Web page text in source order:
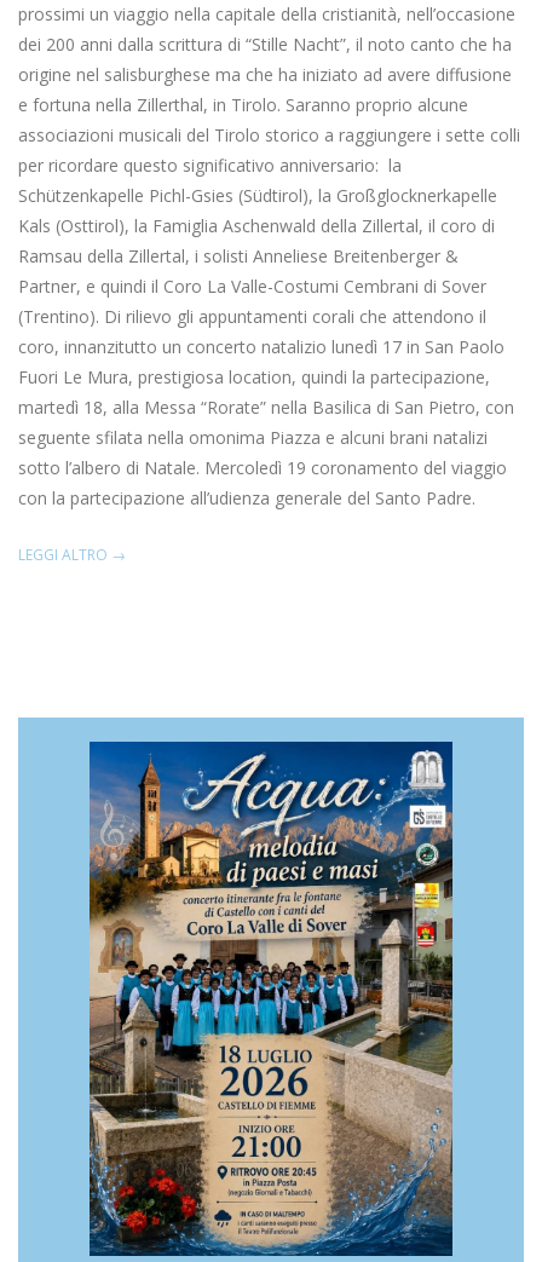
prossimi un viaggio nella capitale della cristianità, nell’occasione
dei 200 anni dalla scrittura di “Stille Nacht”, il noto canto che ha
origine nel salisburghese ma che ha iniziato ad avere diffusione
e fortuna nella Zillerthal, in Tirolo. Saranno proprio alcune
associazioni musicali del Tirolo storico a raggiungere i sette colli
per ricordare questo significativo anniversario: la
Schützenkapelle Pichl-Gsies (Südtirol), la Großglocknerkapelle
Kals (Osttirol), la Famiglia Aschenwald della Zillertal, il coro di
Ramsau della Zillertal, i solisti Anneliese Breitenberger &
Partner, e quindi il Coro La Valle-Costumi Cembrani di Sover
(Trentino). Di rilievo gli appuntamenti corali che attendono il
coro, innanzitutto un concerto natalizio lunedì 17 in San Paolo
Fuori Le Mura, prestigiosa location, quindi la partecipazione,
martedì 18, alla Messa “Rorate” nella Basilica di San Pietro, con
seguente sfilata nella omonima Piazza e alcuni brani natalizi
sotto l’albero di Natale. Mercoledì 19 coronamento del viaggio
con la partecipazione all’udienza generale del Santo Padre.
LEGGI ALTRO →